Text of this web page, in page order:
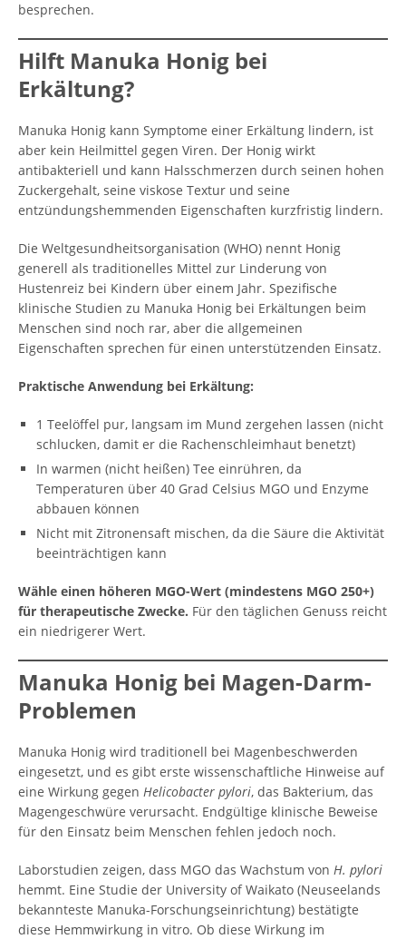
besprechen.
Hilft Manuka Honig bei
Erkältung?
Manuka Honig kann Symptome einer Erkältung lindern, ist
aber kein Heilmittel gegen Viren. Der Honig wirkt
antibakteriell und kann Halsschmerzen durch seinen hohen
Zuckergehalt, seine viskose Textur und seine
entzündungshemmenden Eigenschaften kurzfristig lindern.
Die Weltgesundheitsorganisation (WHO) nennt Honig
generell als traditionelles Mittel zur Linderung von
Hustenreiz bei Kindern über einem Jahr. Spezifische
klinische Studien zu Manuka Honig bei Erkältungen beim
Menschen sind noch rar, aber die allgemeinen
Eigenschaften sprechen für einen unterstützenden Einsatz.
Praktische Anwendung bei Erkältung:
1 Teelöffel pur, langsam im Mund zergehen lassen (nicht
schlucken, damit er die Rachenschleimhaut benetzt)
In warmen (nicht heißen) Tee einrühren, da
Temperaturen über 40 Grad Celsius MGO und Enzyme
abbauen können
Nicht mit Zitronensaft mischen, da die Säure die Aktivität
beeinträchtigen kann
Wähle einen höheren MGO-Wert (mindestens MGO 250+)
für therapeutische Zwecke. Für den täglichen Genuss reicht
ein niedrigerer Wert.
Manuka Honig bei Magen-Darm-
Problemen
Manuka Honig wird traditionell bei Magenbeschwerden
eingesetzt, und es gibt erste wissenschaftliche Hinweise auf
eine Wirkung gegen Helicobacter pylori, das Bakterium, das
Magengeschwüre verursacht. Endgültige klinische Beweise
für den Einsatz beim Menschen fehlen jedoch noch.
Laborstudien zeigen, dass MGO das Wachstum von H. pylori
hemmt. Eine Studie der University of Waikato (Neuseelands
bekannteste Manuka-Forschungseinrichtung) bestätigte
diese Hemmwirkung in vitro. Ob diese Wirkung im